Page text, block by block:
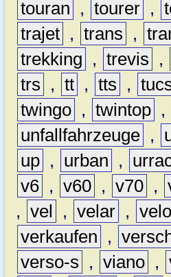
touran , tourer ,
trajet , trans ,
trekking
, trevis ,
trs
, tt , tts ,
twingo , twintop ,
unfallfahrzeuge ,
up , urban ,
v6 , v60 , v70 ,
, vel , velar ,
verkaufen
,
verso-s
, viano ,